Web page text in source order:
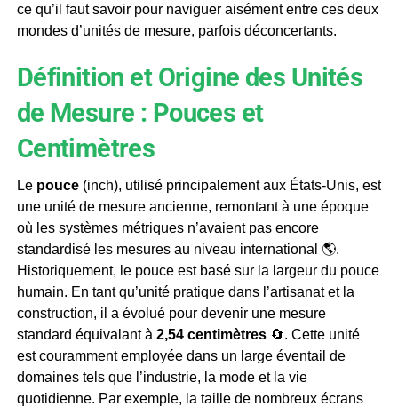
ce qu’il faut savoir pour naviguer aisément entre ces deux
mondes d’unités de mesure, parfois déconcertants.
Définition et Origine des Unités
de Mesure : Pouces et
Centimètres
Le pouce(inch), utilisé principalement aux États-Unis, est
une unité de mesure ancienne, remontant à une époque
où les systèmes métriques n’avaient pas encore
standardisé les mesures au niveau international 🌎.
Historiquement, le pouce est basé sur la largeur du pouce
humain. En tant qu’unité pratique dans l’artisanat et la
construction, il a évolué pour devenir une mesure
standard équivalant à 2,54 centimètres🔄. Cette unité
est couramment employée dans un large éventail de
domaines tels que l’industrie, la mode et la vie
quotidienne. Par exemple, la taille de nombreux écrans